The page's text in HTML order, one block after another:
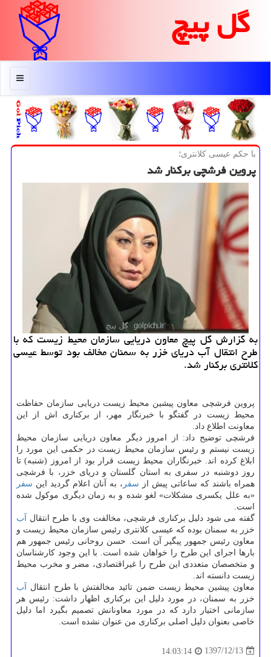
گل پیچ
منو
با حكم عیسی كلانتری؛
پروین فرشچی بركنار شد
به گزارش گل پیچ معاون دریایی سازمان محیط زیست كه با
طرح انتقال آب دریای خزر به سمنان مخالف بود توسط عیسی
كلانتری بركنار شد.
پروین فرشچی معاون پیشین محیط زیست دریایی سازمان حفاظت
محیط زیست در گفتگو با خبرنگار مهر، از بركناری اش از این
معاونت اطلاع داد.
فرشچی توضیح داد: از امروز دیگر معاون دریایی سازمان محیط
زیست نیستم و رئیس سازمان محیط زیست در حكمی این مورد را
ابلاغ كرده اند. خبرنگاران محیط زیست قرار بود از امروز (شنبه) تا
روز دوشنبه در سفری به استان گلستان و دریای خزر، با فرشچی
همراه باشند كه ساعاتی پیش از سفر ، به آنان اعلام گردید این سفر
«به علل یكسری مشكلات» لغو شده و به زمان دیگری موكول شده
است.
گفته می شود دلیل بركناری فرشچی، مخالفت وی با طرح انتقال
آب
خزر به سمنان بوده كه عیسی كلانتری رئیس سازمان محیط زیست و
معاون رئیس جمهور پیگیر آن است. حسن روحانی رئیس جمهور هم
بارها اجرای این طرح را خواهان شده است. با این وجود كارشناسان
و متخصصان متعددی این طرح را غیراقتصادی، مضر و مخرب محیط
زیست دانسته اند.
معاون پیشین محیط زیست ضمن تائید مخالفتش با طرح انتقال
آب
خزر به سمنان، در مورد دلیل این بركناری اظهار داشت: رئیس هر
سازمانی اختیار دارد كه در مورد معاونانش تصمیم بگیرد اما دلیل
خاصی بعنوان دلیل اصلی بركناری من عنوان نشده است.
1397/12/13
14:03:14